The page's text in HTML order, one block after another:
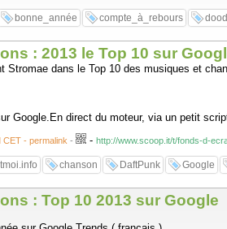
bonne_année compte_à_rebours
: 2013 le Top 10 sur
Stromae dans le Top 10 des musiques et
Google.En direct du moteur, via un petit
CET - permalink - - http://www.scoop.it/t/fonds-d-
chanson DaftPunk Google
: Top 10 2013 sur Google